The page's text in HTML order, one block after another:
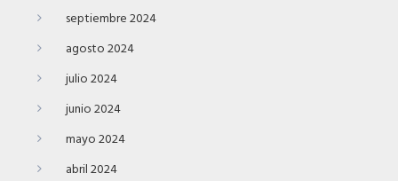
septiembre 2024
agosto 2024
julio 2024
junio 2024
mayo 2024
abril 2024